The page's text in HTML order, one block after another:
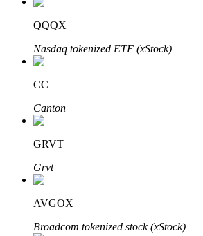
Đầu tư cố định và quản lý tài chính
Tận hưởng việc quản lý tài chính hiện
Staking 101
QQQX
Nasdaq tokenized ETF (xStock)
CC
Canton
GRVT
Grvt
AVGOX
Broadcom tokenized stock (xStock)